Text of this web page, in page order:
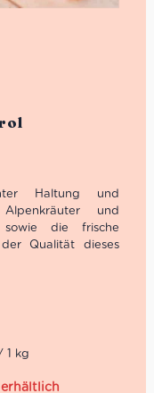
Haltung und
und
sowie die frische
Qualität dieses
genießen oder mit
verwenden.
1 kg